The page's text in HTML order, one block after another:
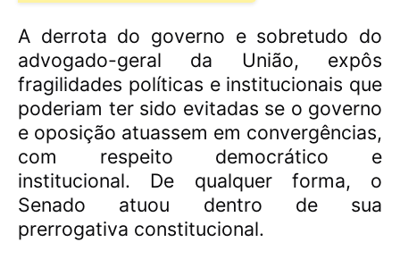
A derrota do governo e sobretudo do
advogado-geral da União, expôs
fragilidades políticas e institucionais que
poderiam ter sido evitadas se o governo
e oposição atuassem em convergências,
com respeito democrático e
institucional. De qualquer forma, o
Senado atuou dentro de sua
prerrogativa constitucional.